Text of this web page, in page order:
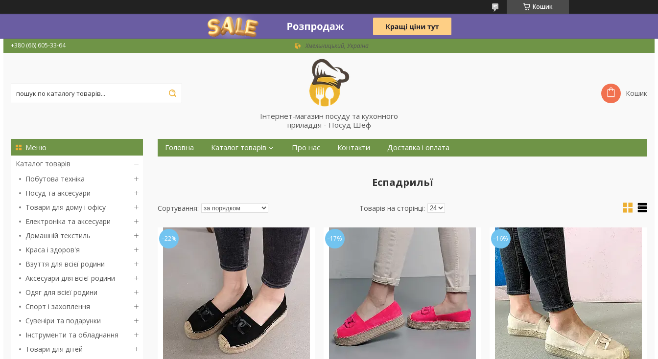
Кошик
+380 (66) 605-33-64 Хмельницький, Україна
Інтернет-магазин посуду та кухонного
приладдя - Посуд Шеф
Кошик
Каталог товарів
Побутова техніка
Посуд та аксесуари
Товари для дому і офісу
Електроніка та аксесуари
Домашній текстиль
Краса і здоров'я
Взуття для всієї родини
Аксесуари для всієї родини
Одяг для всієї родини
Спорт і захоплення
Сувеніри та подарунки
Інструменти та обладнання
Товари для дітей
Головна Каталог товарів Про нас Контакти Доставка і оплата
Еспадрильї
–22% –17% –16%